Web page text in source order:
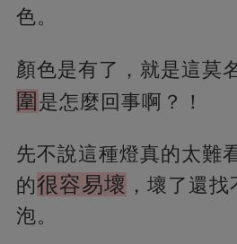
色。
顏色是有了，就是這莫
圍 是怎麼回事啊？！
先不說這種燈真的太難
的很容易壞 ，壞了還
泡。